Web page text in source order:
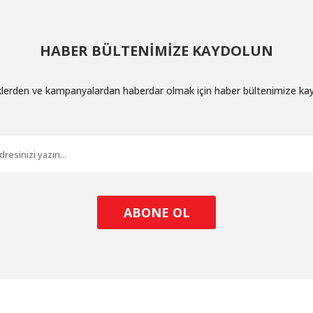
HABER BÜLTENİMİZE KAYDOLUN
ve kampanyalardan haberdar olmak için haber bültenimize
ABONE OL